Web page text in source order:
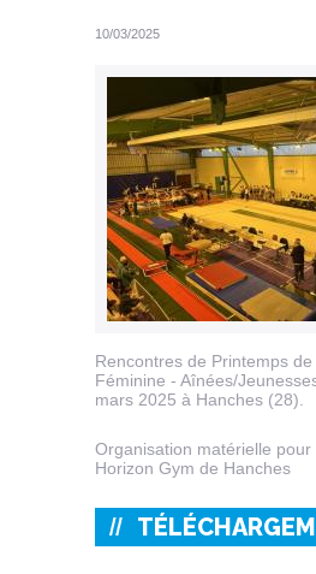
10/03/2025
Rencontres de Printemps
Féminine - Aînées/
mars 2025 à Hanches (28).
Organisation matérielle pour
Horizon Gym de Hanches